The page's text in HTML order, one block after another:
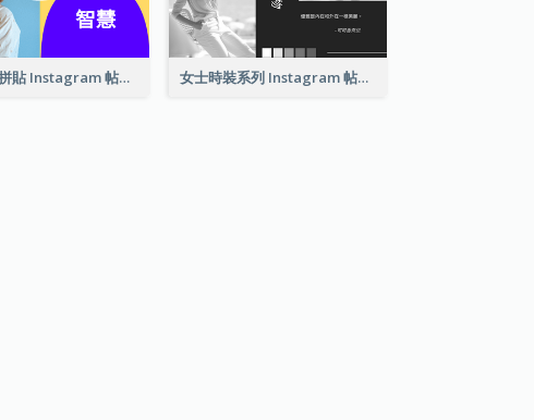
學習報價拼貼 Instagram 帖子 女士時裝系列 Instagram 帖子